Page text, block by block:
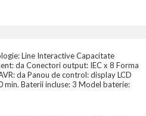
Line Interactive Capacitate
da Conectori output: IEC x 8 Forma
da Panou de control: display LCD
min. Baterii incluse: 3 Model baterie: